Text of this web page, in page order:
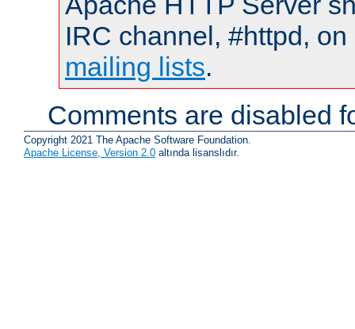
IRC channel, #httpd,
mailing lists.
Comments are disabled
Copyright 2021 The Apache Software Foundation.
Apache License, Version 2.0 altında lisanslıdır.